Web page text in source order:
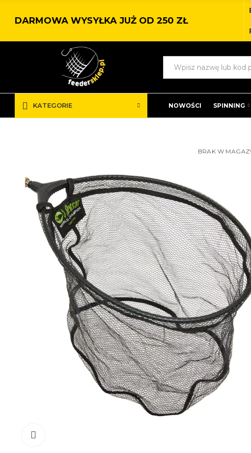
DARMOWA WYSYŁKA JUŻ OD 250 ZŁ
KATEGORIE NOWOŚCI SPINNING
BRAK W